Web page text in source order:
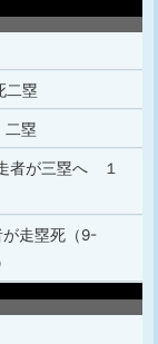
二塁
塁
者が三塁へ １
が走塁死（9-